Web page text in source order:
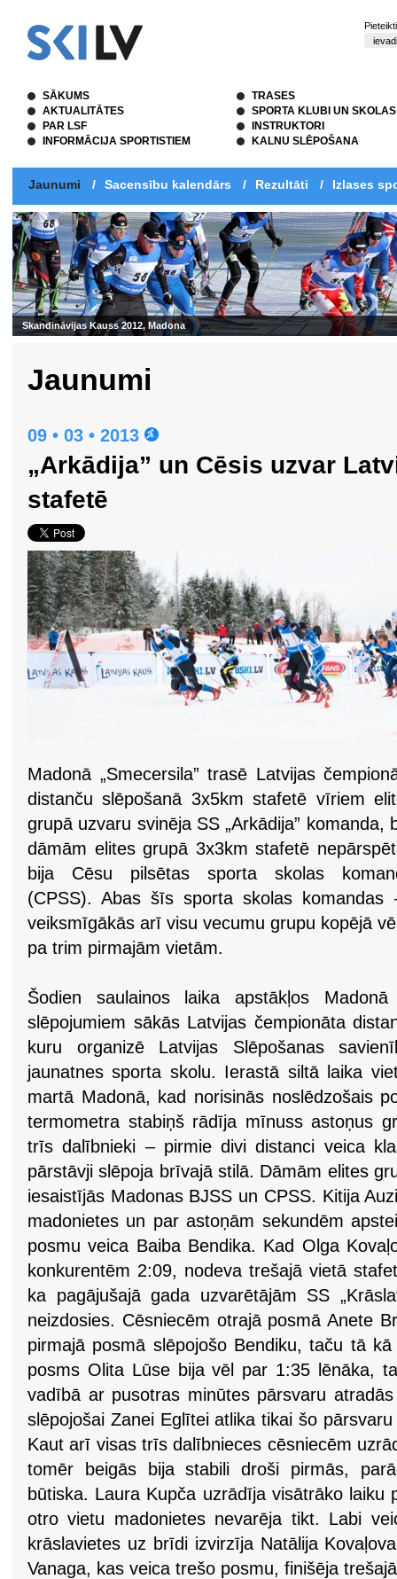
SĀKUMS
AKTUALITĀTES
PAR LSF
INFORMĀCIJA SPORTISTIEM
TRASES
SPORTA KLUBI UN SKOLAS
INSTRUKTORI
KALNU SLĒPOŠANA
Jaunumi / Sacensību kalendārs / Rezultāti / Izlases
Madona
Jaunumi
09 • 03 • 2013
„Arkādija” un Cēsis uzvar
stafetē
Madonā „Smecersila” trasē Latvijas
distanču slēpošanā 3x5km stafetē vīriem
grupā uzvaru svinēja SS „Arkādija” komanda,
dāmām elites grupā 3x3km stafetē
bija Cēsu pilsētas sporta skolas
(CPSS). Abas šīs sporta skolas komandas
veiksmīgākās arī visu vecumu grupu kopējā
pa trim pirmajām vietām.
Šodien saulainos laika apstākļos
slēpojumiem sākās Latvijas čempionāta
kuru organizē Latvijas Slēpošanas
jaunatnes sporta skolu. Ierastā siltā laika
martā Madonā, kad norisinās noslēdzošais
termometra stabiņš rādīja mīnuss astoņus
trīs dalībnieki – pirmie divi distanci veica
pārstāvji slēpoja brīvajā stilā. Dāmām elites
iesaistījās Madonas BJSS un CPSS. Kitija
madonietes un par astoņām sekundēm
posmu veica Baiba Bendika. Kad Olga
konkurentēm 2:09, nodeva trešajā vietā
ka pagājušajā gada uzvarētājām SS
neizdosies. Cēsniecēm otrajā posmā Anete
pirmajā posmā slēpojošo Bendiku, taču tā
posms Olita Lūse bija vēl par 1:35 lēnāka,
vadībā ar pusotras minūtes pārsvaru
slēpojošai Zanei Eglītei atlika tikai šo
Kaut arī visas trīs dalībnieces cēsniecēm
tomēr beigās bija stabili droši pirmās,
būtiska. Laura Kupča uzrādīja visātrāko laiku
otro vietu madonietes nevarēja tikt. Labi
krāslavietes uz brīdi izvirzīja Natālija
Vanaga, kas veica trešo posmu, finišēja